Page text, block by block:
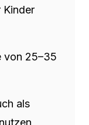
Kinder
von 25–35
als